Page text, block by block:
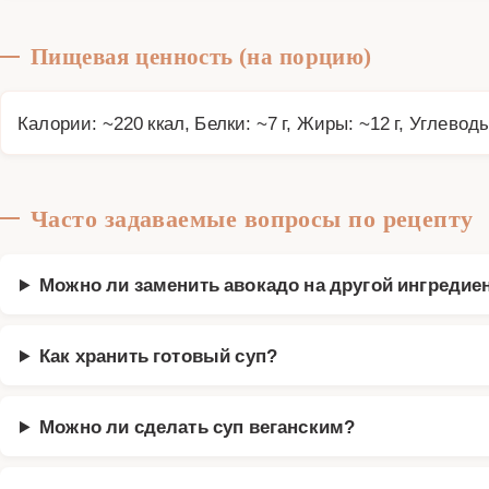
Пищевая ценность (на порцию)
Калории: ~220 ккал, Белки: ~7 г, Жиры: ~12 г,
Часто задаваемые вопросы по рецепту
Можно ли заменить авокадо на другой
Как хранить готовый суп?
Можно ли сделать суп веганским?